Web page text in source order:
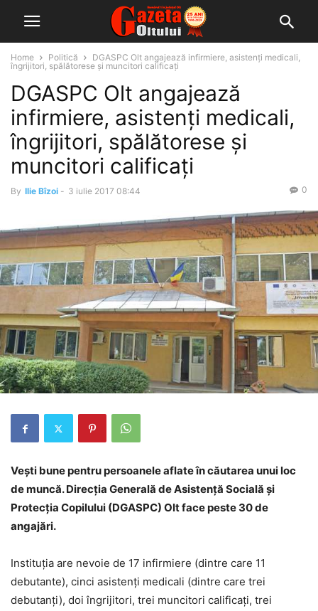
Home Politică
DGASPC Olt angajează infirmiere, asistenţi medicali,
îngrijitori, spălătorese şi muncitori calificaţi
DGASPC Olt angajează
infirmiere, asistenţi medicali,
îngrijitori, spălătorese şi
muncitori calificaţi
By Ilie Bîzoi - 3 iulie 2017 08:44 0
Veşti bune pentru persoanele aflate în căutarea unui loc
de muncă. Direcţia Generală de Asistenţă Socială şi
Protecţia Copilului (DGASPC) Olt face peste 30 de
angajări.
Instituţia are nevoie de 17 infirmiere (dintre care 11
debutante), cinci asistenți medicali (dintre care trei
debutanți), doi îngrijitori, trei muncitori calificați, trei